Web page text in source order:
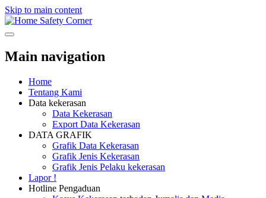
Skip to main content
Safety Corner
Main navigation
Home
Tentang Kami
Data kekerasan
Data Kekerasan
Export Data Kekerasan
DATA GRAFIK
Grafik Data Kekerasan
Grafik Jenis Kekerasan
Grafik Jenis Pelaku kekerasan
Lapor !
Hotline Pengaduan